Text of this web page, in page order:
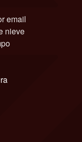
email
nieve